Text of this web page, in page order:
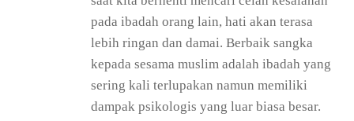
pada ibadah orang lain, hati akan terasa
lebih ringan dan damai. Berbaik sangka
kepada sesama muslim adalah ibadah yang
sering kali terlupakan namun memiliki
dampak psikologis yang luar biasa besar.